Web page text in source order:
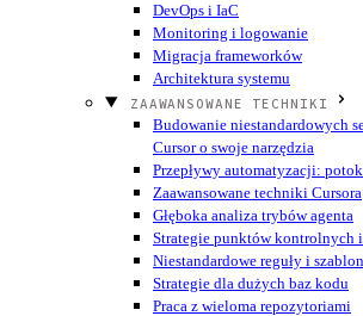
DevOps i IaC
Monitoring i logowanie
Migracja frameworków
Architektura systemu
ZAAWANSOWANE TECHNIKI
Budowanie niestandardowych
Cursor o swoje narzędzia
Przepływy automatyzacji:
Zaawansowane techniki Cursora
Głęboka analiza trybów agenta
Strategie punktów kontrolnych i
Niestandardowe reguły i
Strategie dla dużych baz kodu
Praca z wieloma repozytoriami